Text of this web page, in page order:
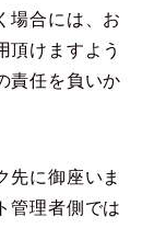
場合には、お
頂けますよう
責任を負いか
先に御座いま
管理者側では